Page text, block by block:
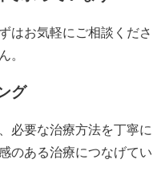
はお気軽にご相談くださ
。
グ
必要な治療方法を丁寧に
のある治療につなげてい